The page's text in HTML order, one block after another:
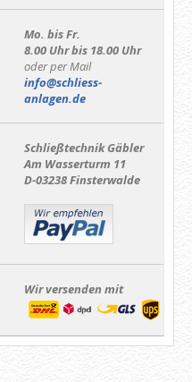
Mo. bis Fr.
8.00 Uhr bis 18.00 Uhr
oder per Mail
info@schliess-
anlagen.de
Schließtechnik Gäbler
Am Wasserturm 11
D-03238 Finsterwalde
Wir versenden mit